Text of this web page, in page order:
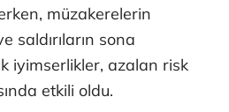
müzakerelerin
saldırıların sona
iyimserlikler, azalan risk
etkili oldu.